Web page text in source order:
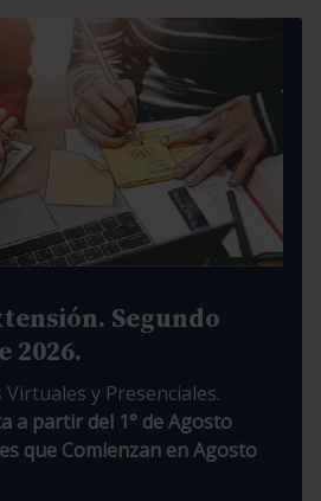
Segundo
2026.
Virtuales y Presenciales.
a partir del 1° de Agosto
que Comienzan en Agosto